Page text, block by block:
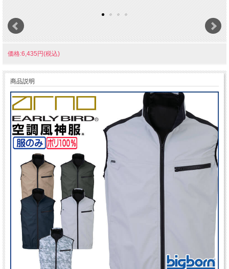
価格:6,435円(税込)
商品説明